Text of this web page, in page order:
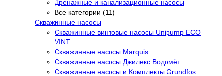
Дренажные и канализационные насосы
Все категории (11)
Скважинные насосы
Скважинные винтовые насосы Unipump ECO
VINT
Скважинные насосы Marquis
Скважинные насосы Джилекс Водомёт
Скважинные насосы и Комплекты Grundfos